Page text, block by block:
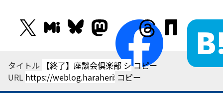
タイトル
コピー
URL
コピー